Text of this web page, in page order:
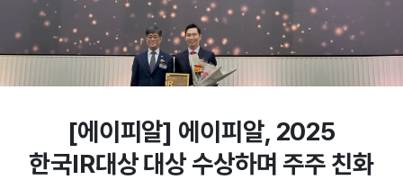
[에이피알] 에이피알, 2025
한국IR대상 대상 수상하며 주주 친화